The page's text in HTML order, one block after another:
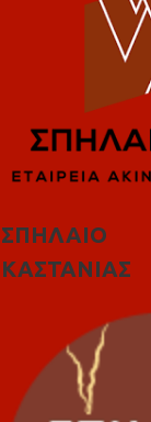
ΣΠΗΛΑΙΟ
ΚΑΣΤΑΝΙΑΣ